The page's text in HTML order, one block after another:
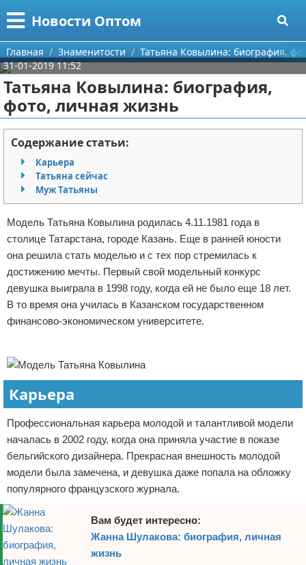
Новости Оптом
Меню
Главная
Категории
Информационные технологии
Автомобили
Знаменитости
Политика
Природа
Философия
Культура
Экономика
Разное
Поиск
О проекте
Контакты
Сотрудничество
Размещение рекламы
Для правообладателей
Условия предоставления информации
Отказ от ответственности
Главная Знаменитости
Татьяна Ковылина: биография,
31-01-2019 11:52
Татьяна Ковылина: биография,
фото, личная жизнь
Содержание статьи:
Карьера
Татьяна сейчас
Муж Татьяны
Модель Татьяна Ковылина родилась 4.11.1981 года в
столице Татарстана, городе Казань. Еще в ранней юности
она решила стать моделью и с тех пор стремилась к
достижению мечты. Первый свой модельный конкурс
девушка выиграла в 1998 году, когда ей не было еще 18 лет.
В то время она училась в Казанском государственном
финансово-экономическом университете.
Карьера
Профессиональная карьера молодой и талантливой модели
началась в 2002 году, когда она приняла участие в показе
бельгийского дизайнера. Прекрасная внешность молодой
модели была замечена, и девушка даже попала на обложку
популярного французского журнала.
Вам будет интересно:
Жанна Шулакова: биография, личная
жизнь